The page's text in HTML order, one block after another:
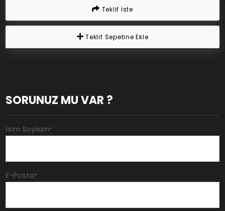
Teklif İste
Teklif Sepetine Ekle
SORUNUZ MU VAR ?
İsim Soyisim*
E-Posta*